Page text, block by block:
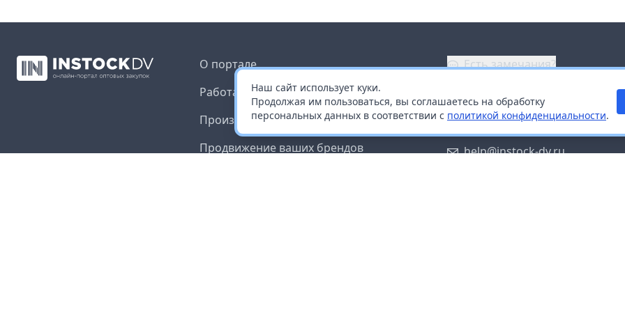
Наш сайт использует куки.
Продолжая им пользоваться, вы соглашаетесь на обработку
персональных данных в соответствии с политикой конфиденциальности.
О портале
Работа с платформой
Производителям и дистрибьюторам
Продвижение ваших брендов
Есть замечания?
Заказать звонок
help@instock-dv.ru